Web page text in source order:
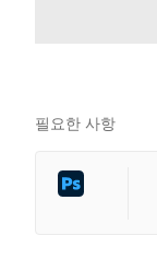
필요한 사항